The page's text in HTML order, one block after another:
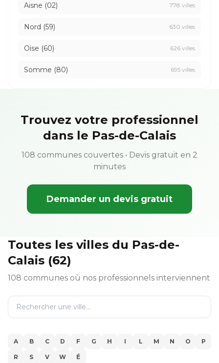
Aisne (02) 778 villes
Nord (59) 630 villes
Oise (60) 626 villes
Somme (80) 695 villes
Trouvez votre professionnel
dans le Pas-de-Calais
108 communes couvertes • Devis gratuit en 2
minutes
Demander un devis gratuit
Toutes les villes du Pas-de-
Calais (62)
108 communes où nos professionnels interviennent
A B C D F G H I L M N O P
R S V W É